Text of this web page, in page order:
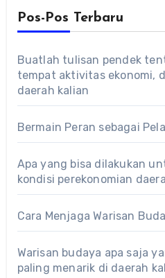
Pos-Pos Terbaru
Buatlah tulisan pendek
tempat aktivitas ekonomi,
daerah kalian
Bermain Peran sebagai
Apa yang bisa dilakukan
kondisi perekonomian
Cara Menjaga Warisan
Warisan budaya apa saja
paling menarik di daerah